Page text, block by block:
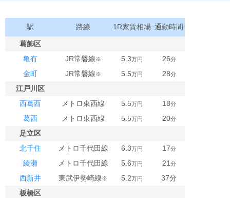
駅 路線 1R家賃相場 通勤時間
葛飾区
亀有
JR常磐線※ 5.3万円 26分
金町 JR常磐線※ 5.5万円 28分
江戸川区
西葛西
メトロ東西線 5.5万円 18分
葛西 メトロ東西線 5.5万円 20分
足立区
北千住
メトロ千代田線 6.3万円 17分
綾瀬 メトロ千代田線 5.6万円 21分
西新井 東武伊勢崎線※ 5.2万円
37分
板橋区